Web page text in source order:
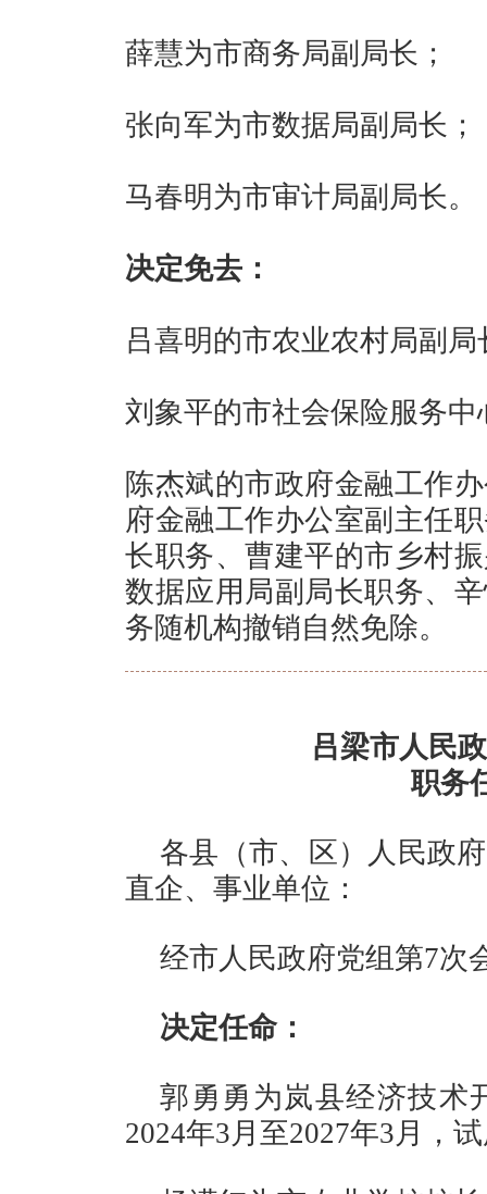
薛慧为市商务局副局长；
张向军为市数据局副局长；
马春明为市审计局副局长。
决定免去：
吕喜明的市农业农村局副局
刘象平的市社会保险服务
陈杰斌的市政府金融工作
府金融工作办公室副主任
长职务、曹建平的市乡村
数据应用局副局长职务、
务随机构撤销自然免除。
吕梁市人民
职务
各县（市、区）人民政
直企、事业单位：
经市人民政府党组第7次
决定任命：
郭勇勇为岚县经济技术
2024年3月至2027年3月，